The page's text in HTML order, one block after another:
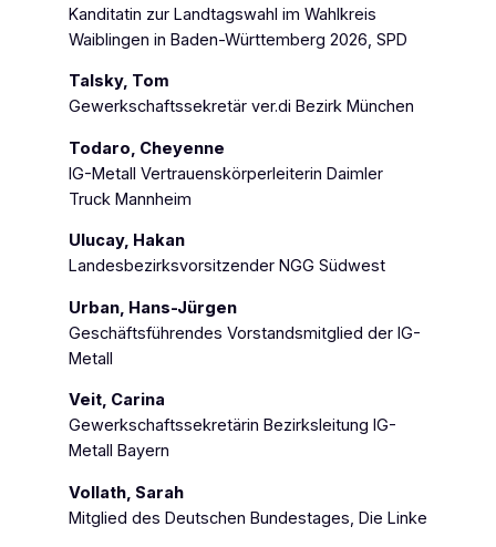
Kanditatin zur Landtagswahl im Wahlkreis
Waiblingen in Baden-Württemberg 2026, SPD
Talsky, Tom
Gewerkschaftssekretär ver.di Bezirk München
Todaro, Cheyenne
IG-Metall Vertrauenskörperleiterin Daimler
Truck Mannheim
Ulucay, Hakan
Landesbezirksvorsitzender NGG Südwest
Urban, Hans-Jürgen
Geschäftsführendes Vorstandsmitglied der IG-
Metall
Veit, Carina
Gewerkschaftssekretärin Bezirksleitung IG-
Metall Bayern
Vollath, Sarah
Mitglied des Deutschen Bundestages, Die Linke